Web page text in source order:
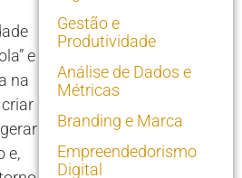
e
na
e,
Gestão e
Produtividade
Análise de Dados e
Métricas
Branding e Marca
Empreendedorismo
Digital